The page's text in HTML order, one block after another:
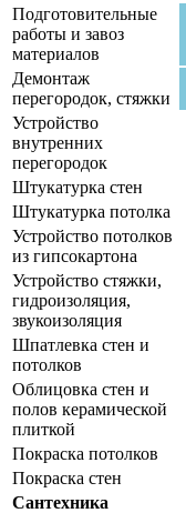
Подготовительные
работы и завоз
материалов
Демонтаж
перегородок, стяжки
Устройство
внутренних
перегородок
Штукатурка стен
Штукатурка потолка
Устройство потолков
из гипсокартона
Устройство стяжки,
гидроизоляция,
звукоизоляция
Шпатлевка стен и
потолков
Облицовка стен и
полов керамической
плиткой
Покраска потолков
Покраска стен
Сантехника